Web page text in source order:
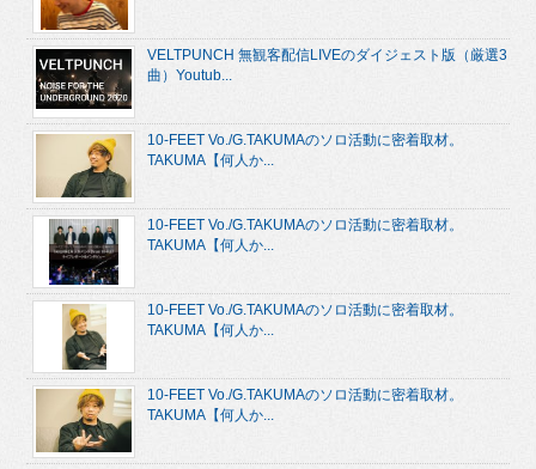
VELTPUNCH 無観客配信LIVEのダイジェスト版（厳選3
曲）Youtub...
10-FEET Vo./G.TAKUMAのソロ活動に密着取材。
TAKUMA【何人か...
10-FEET Vo./G.TAKUMAのソロ活動に密着取材。
TAKUMA【何人か...
10-FEET Vo./G.TAKUMAのソロ活動に密着取材。
TAKUMA【何人か...
10-FEET Vo./G.TAKUMAのソロ活動に密着取材。
TAKUMA【何人か...